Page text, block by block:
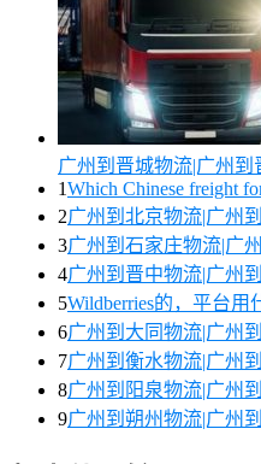
广州到晋城物流|广州到
1Which Chinese freight
2广州到北京物流|广州
3广州到石家庄物流|广
4广州到晋中物流|广州
5Wildberries的，平台用
6广州到大同物流|广州
7广州到衡水物流|广州
8广州到阳泉物流|广州
9广州到朔州物流|广州